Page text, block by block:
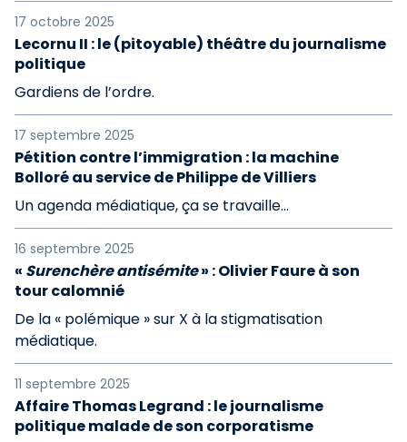
17 octobre 2025
Lecornu II : le (pitoyable) théâtre du journalisme
politique
Gardiens de l’ordre.
17 septembre 2025
Pétition contre l’immigration : la machine
Bolloré au service de Philippe de Villiers
Un agenda médiatique, ça se travaille…
16 septembre 2025
« Surenchère antisémite» : Olivier Faure à son
tour calomnié
De la « polémique » sur X à la stigmatisation
médiatique.
11 septembre 2025
Affaire Thomas Legrand : le journalisme
politique malade de son corporatisme